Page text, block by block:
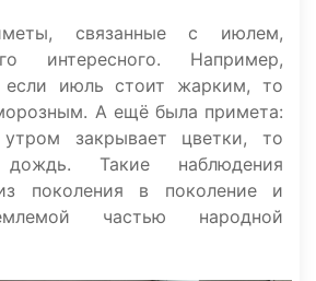
связанные с июлем,
интересного. Например,
если июль стоит жарким, то
А ещё была примета:
закрывает цветки, то
Такие наблюдения
поколения в поколение и
частью народной